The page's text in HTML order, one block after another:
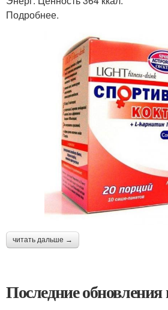
Подробнее.
читать дальше →
Последние обновления